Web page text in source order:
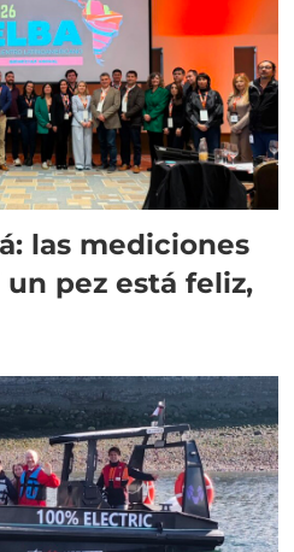
las mediciones
pez está feliz,